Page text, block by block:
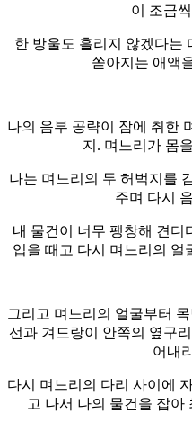
이 조금
한 방울도 흘리지 않겠다는
쏟아지는 애액
나의 음부 공략이 잠에 취한
지. 며느리가 몸
나는 며느리의 두 허벅지를
주며 다시
내 물건이 너무 팽창해 견디
입을 때고 다시 며느리의 얼
그리고 며느리의 얼굴부터
선과 겨드랑이 안쪽의 옆구
어내
다시 며느리의 다리 사이에
고 나서 나의 물건을 잡아